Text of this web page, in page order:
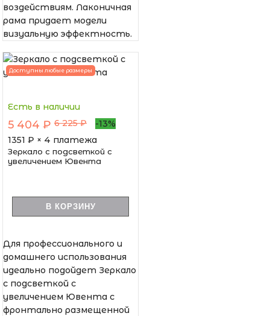
воздействиям. Лаконичная
рама придает модели
визуальную эффектность.
Доступны любые размеры
Есть в наличии
5 404 ₽ 6 225 ₽
-13%
1351 ₽ × 4 платежа
Зеркало с подсветкой с
увеличением Ювента
В КОРЗИНУ
Для профессионального и
домашнего использования
идеально подойдет Зеркало
с подсветкой с
увеличением Ювента с
фронтально размещенной